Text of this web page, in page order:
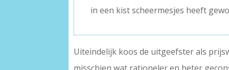
in een kist scheermesjes heeft
Uiteindelijk koos de uitgeefster als